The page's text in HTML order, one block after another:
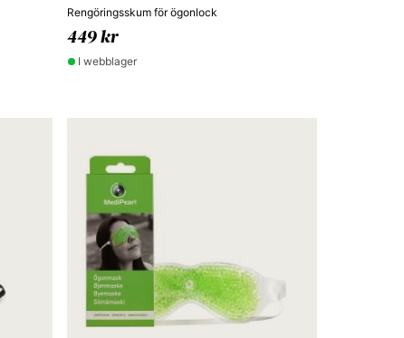
Rengöringsskum för ögonlock
449 kr
I webblager